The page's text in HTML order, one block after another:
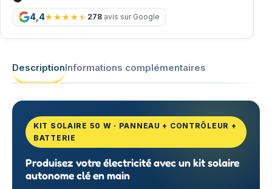
4,4 278 avis sur Google
DescriptionInformations complémentaires
KIT SOLAIRE 50 W · PANNEAU + CONTRÔLEUR +
BATTERIE
Produisez votre électricité avec un kit solaire
autonome clé en main